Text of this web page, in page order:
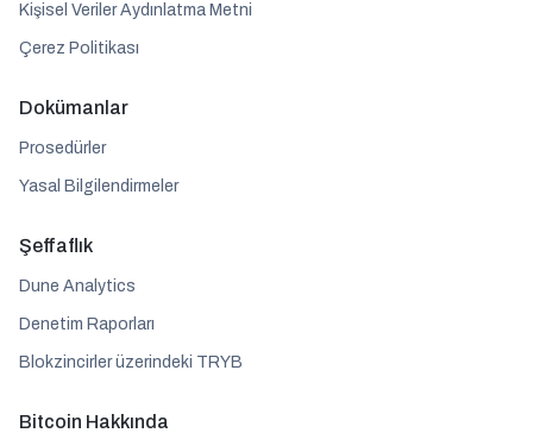
Kişisel Veriler Aydınlatma Metni
Çerez Politikası
Dokümanlar
Prosedürler
Yasal Bilgilendirmeler
Şeffaflık
Dune Analytics
Denetim Raporları
Blokzincirler üzerindeki TRYB
Bitcoin Hakkında